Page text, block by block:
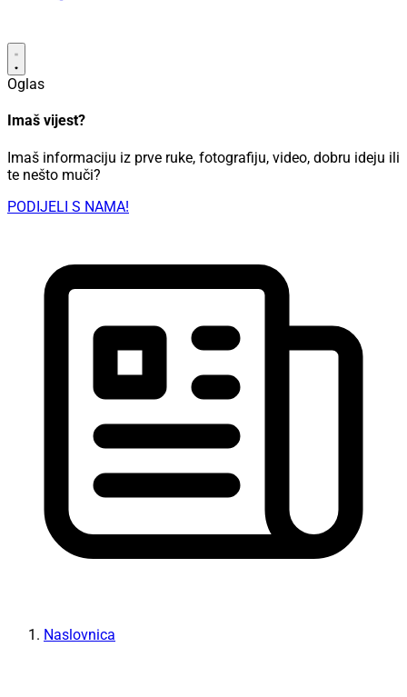
Oglas
Imaš vijest?
Imaš informaciju iz prve ruke, fotografiju, video, dobru ideju ili
te nešto muči?
PODIJELI S NAMA!
Naslovnica